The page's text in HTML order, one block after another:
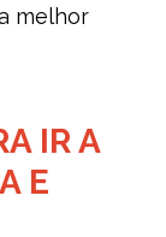
melhor
IR A
E